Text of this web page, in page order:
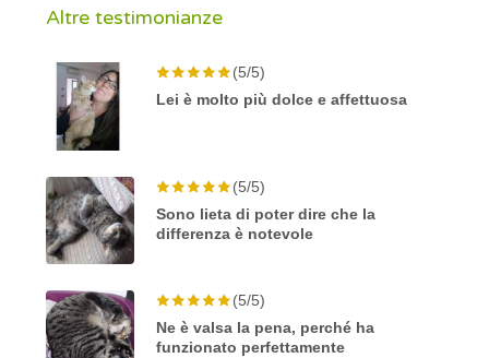
Altre testimonianze
(5/5)
Lei è molto più dolce e affettuosa
(5/5)
Sono lieta di poter dire che la
differenza è notevole
(5/5)
Ne è valsa la pena, perché ha
funzionato perfettamente